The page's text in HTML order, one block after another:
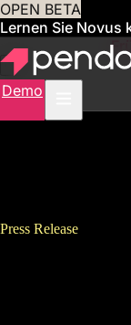
OPEN BETA
Lernen Sie Novus
für Sie verwaltet
Demo
Press Release